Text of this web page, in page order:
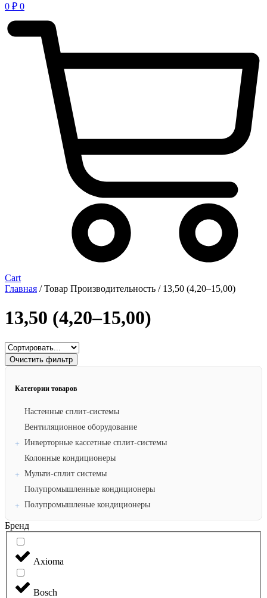
0 ₽ 0
Cart
Главная / Товар Производительность / 13,50 (4,20–15,00)
13,50 (4,20–15,00)
Очистить фильтр
Категории товаров
Настенные сплит-системы
Вентиляционное оборудование
Инверторные кассетные сплит-системы
Колонные кондиционеры
Мульти-сплит системы
Полупромышленные кондиционеры
Полупромышленые кондиционеры
Бренд
Axioma
Bosch